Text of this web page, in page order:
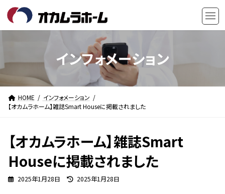
テ
へ
ス
キ
ゲ
ョ
ン
に
インフォメーション
HOME
インフォメーション
【オカムラホーム】雑誌Smart Houseに掲載されました
【オカムラホーム】雑誌Smart
Houseに掲載されました
2025年1月28日
最
2025年1月28日